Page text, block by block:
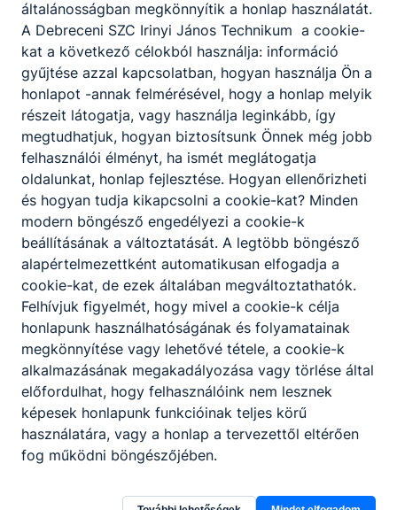
Partnereink
általánosságban megkönnyítik a honlap használatát.
A Debreceni SZC Irinyi János Technikum a cookie-
kat a következő célokból használja: információ
gyűjtése azzal kapcsolatban, hogyan használja Ön a
honlapot -annak felmérésével, hogy a honlap melyik
részeit látogatja, vagy használja leginkább, így
megtudhatjuk, hogyan biztosítsunk Önnek még jobb
felhasználói élményt, ha ismét meglátogatja
oldalunkat, honlap fejlesztése. Hogyan ellenőrizheti
és hogyan tudja kikapcsolni a cookie-kat? Minden
modern böngésző engedélyezi a cookie-k
beállításának a változtatását. A legtöbb böngésző
alapértelmezettként automatikusan elfogadja a
cookie-kat, de ezek általában megváltoztathatók.
Felhívjuk figyelmét, hogy mivel a cookie-k célja
honlapunk használhatóságának és folyamatainak
megkönnyítése vagy lehetővé tétele, a cookie-k
alkalmazásának megakadályozása vagy törlése által
előfordulhat, hogy felhasználóink nem lesznek
képesek honlapunk funkcióinak teljes körű
használatára, vagy a honlap a tervezettől eltérően
fog működni böngészőjében.